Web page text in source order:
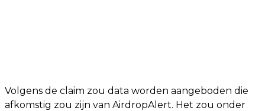
Volgens de claim zou data worden aangeboden die
afkomstig zou zijn van AirdropAlert. Het zou onder